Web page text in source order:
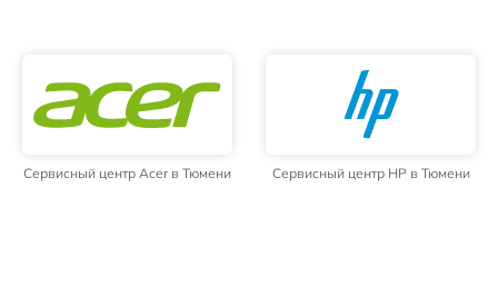
Сервисный центр Acer в Тюмени Сервисный центр HP в Тюмени